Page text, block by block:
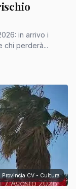
in arrivo i
chi perderà...
Provincia CV - Cultura